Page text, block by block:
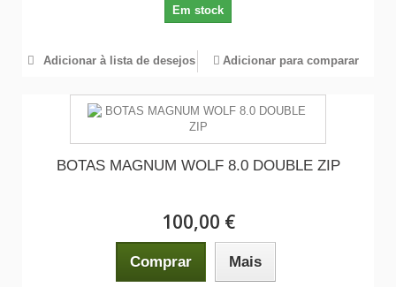
Em stock
Adicionar à lista de desejos Adicionar para comparar
BOTAS MAGNUM WOLF 8.0 DOUBLE ZIP
100,00 €
Comprar Mais